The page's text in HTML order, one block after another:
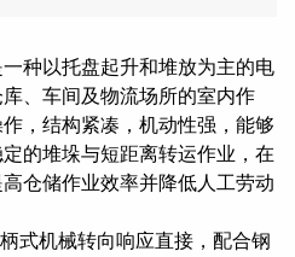
一种以托盘起升和堆放为主的电
、车间及物流场所的室内作
，结构紧凑，机动性强，能够
的堆垛与短距离转运作业，在
仓储作业效率并降低人工劳动
式机械转向响应直接，配合钢